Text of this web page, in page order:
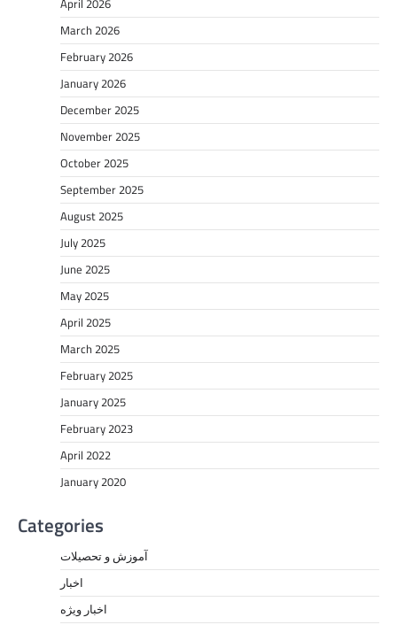
March 2026
February 2026
January 2026
December 2025
November 2025
October 2025
September 2025
August 2025
July 2025
June 2025
May 2025
April 2025
March 2025
February 2025
January 2025
February 2023
April 2022
January 2020
Categories
آموزش و تحصیلات
اخبار
اخبار ویژه